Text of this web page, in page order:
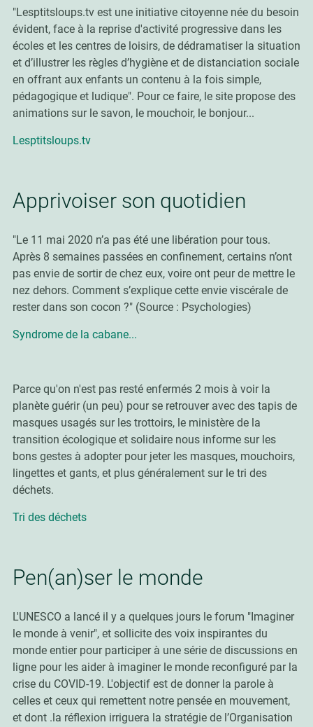
"Lesptitsloups.tv est une initiative citoyenne née du besoin
évident, face à la reprise d'activité progressive dans les
écoles et les centres de loisirs, de dédramatiser la situation
et d’illustrer les règles d’hygiène et de distanciation sociale
en offrant aux enfants un contenu à la fois simple,
pédagogique et ludique". Pour ce faire, le site propose des
animations sur le savon, le mouchoir, le bonjour...
Lesptitsloups.tv
Apprivoiser son quotidien
"Le 11 mai 2020 n’a pas été une libération pour tous.
Après 8 semaines passées en confinement, certains n’ont
pas envie de sortir de chez eux, voire ont peur de mettre le
nez dehors. Comment s’explique cette envie viscérale de
rester dans son cocon ?" (Source : Psychologies)
Syndrome de la cabane...
Parce qu'on n'est pas resté enfermés 2 mois à voir la
planète guérir (un peu) pour se retrouver avec des tapis de
masques usagés sur les trottoirs, le ministère de la
transition écologique et solidaire nous informe sur les
bons gestes à adopter pour jeter les masques, mouchoirs,
lingettes et gants, et plus généralement sur le tri des
déchets.
Tri des déchets
Pen(an)ser le monde
L'UNESCO a lancé il y a quelques jours le forum "Imaginer
le monde à venir", et sollicite des voix inspirantes du
monde entier pour participer à une série de discussions en
ligne pour les aider à imaginer le monde reconfiguré par la
crise du COVID-19. L'objectif est de donner la parole à
celles et ceux qui remettent notre pensée en mouvement,
et dont .la réflexion irriguera la stratégie de l’Organisation